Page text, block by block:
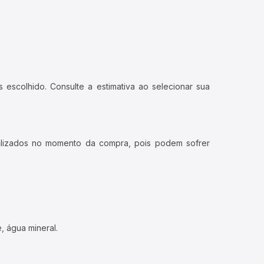
Consulte a estimativa ao selecionar sua
no momento da compra, pois podem sofrer
água mineral.